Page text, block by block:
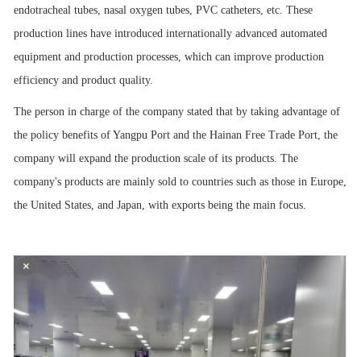
endotracheal tubes, nasal oxygen tubes, PVC catheters, etc. These
production lines have introduced internationally advanced automated
equipment and production processes, which can improve production
efficiency and product quality.
The person in charge of the company stated that by taking advantage of
the policy benefits of Yangpu Port and the Hainan Free Trade Port, the
company will expand the production scale of its products. The
company's products are mainly sold to countries such as those in Europe,
the United States, and Japan, with exports being the main focus.